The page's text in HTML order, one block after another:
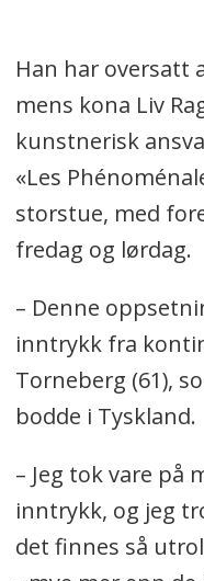
Han har oversatt
mens kona Liv
kunstnerisk
«Les
storstue, med
fredag og lørdag.
– Denne
inntrykk fra
Torneberg (61),
bodde i Tyskland.
– Jeg tok vare på
inntrykk, og jeg
det finnes så